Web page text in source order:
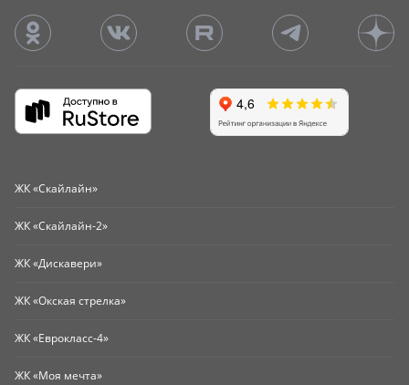
ЖК «Скайлайн»
ЖК «Скайлайн-2»
ЖК «Дискавери»
ЖК «Окская стрелка»
ЖК «Еврокласс-4»
ЖК «Моя мечта»